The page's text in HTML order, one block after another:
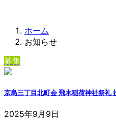
ホーム
お知らせ
募集
京島三丁目北町会 飛木稲荷神社祭礼
2025年9月9日